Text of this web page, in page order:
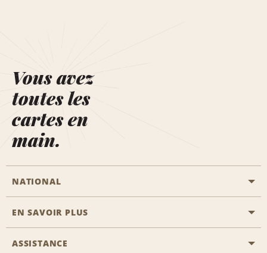
Vous avez
toutes les
cartes en
main.
NATIONAL
Passer une réservation
EN SAVOIR PLUS
Carrière
ASSISTANCE